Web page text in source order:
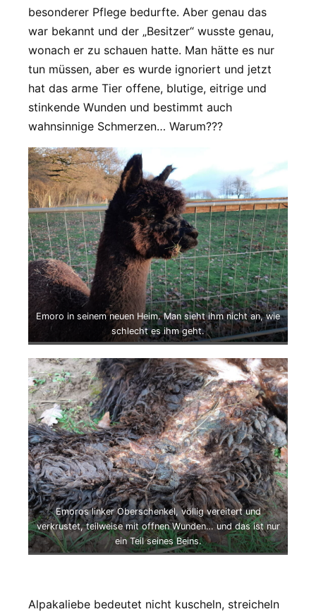
besonderer Pflege bedurfte. Aber genau das
war bekannt und der „Besitzer“ wusste genau,
wonach er zu schauen hatte. Man hätte es nur
tun müssen, aber es wurde ignoriert und jetzt
hat das arme Tier offene, blutige, eitrige und
stinkende Wunden und bestimmt auch
wahnsinnige Schmerzen… Warum???
Emoro in seinem neuen Heim. Man sieht ihm nicht an, wie
schlecht es ihm geht.
Emoros linker Oberschenkel, völlig vereitert und
verkrustet, teilweise mit offnen Wunden… und das ist nur
ein Teil seines Beins.
Alpakaliebe bedeutet nicht kuscheln, streicheln